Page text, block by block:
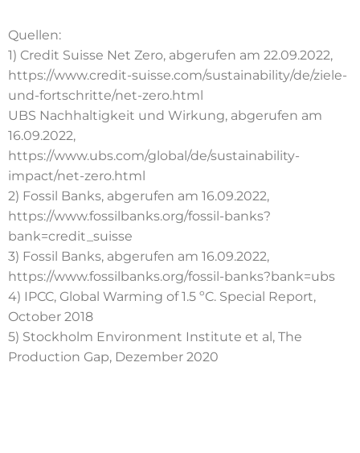
Quellen:
1) Credit Suisse Net Zero, abgerufen am 22.09.2022,
https://www.credit-suisse.com/sustainability/de/ziele-
und-fortschritte/net-zero.html
UBS Nachhaltigkeit und Wirkung, abgerufen am
16.09.2022,
https://www.ubs.com/global/de/sustainability-
impact/net-zero.html
2) Fossil Banks, abgerufen am 16.09.2022,
https://www.fossilbanks.org/fossil-banks?
bank=credit_suisse
3) Fossil Banks, abgerufen am 16.09.2022,
https://www.fossilbanks.org/fossil-banks?bank=ubs
4) IPCC, Global Warming of 1.5 ºC. Special Report,
October 2018
5) Stockholm Environment Institute et al, The
Production Gap, Dezember 2020